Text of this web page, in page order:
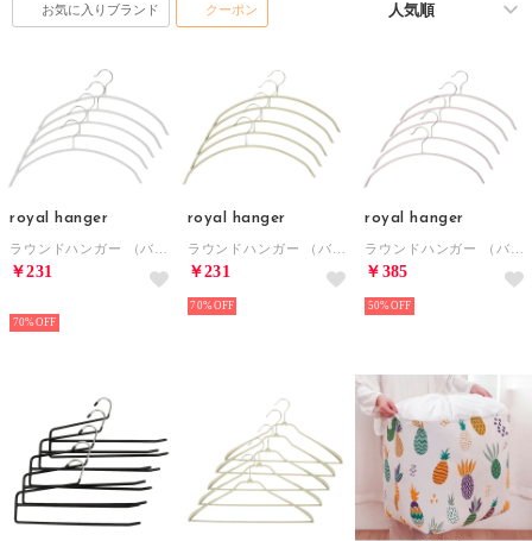
お気に入りブランド クーポン
royal hanger
￥231
70%
royal hanger
￥231
70%
royal hanger
￥385
50%